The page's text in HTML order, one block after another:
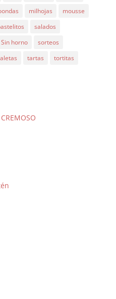
milhojas
mousse
salados
Sin horno
sorteos
tartas
tortitas